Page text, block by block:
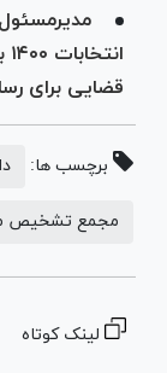
مدیرمسئول
قضایی برای
برچسب ها:
مجمع تشخیص
لینک کوتاه